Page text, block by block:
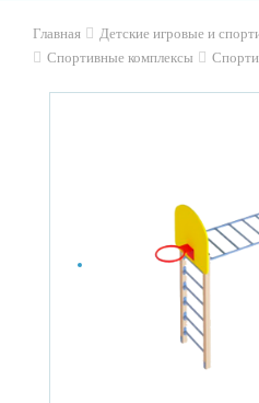
Главная
Детские игровые и
Спортивные комплексы